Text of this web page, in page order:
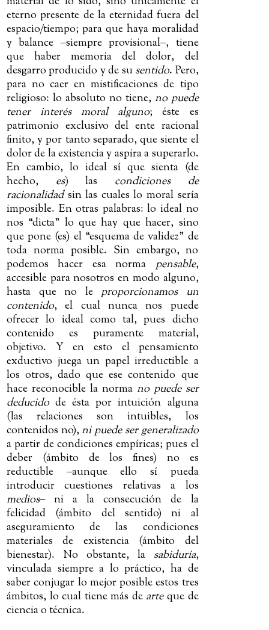
eterno presente de la eternidad fuera del
espacio/tiempo; para que haya moralidad
y balance‒siempre provisional‒, tiene
que haber memoria del dolor, del
desgarro producido y de susentido. Pero,
para no caer en mistificaciones de tipo
religioso: lo absoluto no tiene, no puede
tener interés moral alguno; éste es
patrimonio exclusivo del ente racional
finito, y por tanto separado, que siente el
dolor de la existencia y aspira a superarlo.
En cambio, lo ideal sí que sienta (de
hecho, es) las condiciones de
racionalidadsin las cuales lo moral sería
imposible. En otras palabras: lo ideal no
nos “dicta” lo que hay que hacer, sino
que pone (es) el “esquema de validez” de
toda norma posible. Sin embargo, no
podemos hacer esa norma pensable,
accesible para nosotros en modo alguno,
hasta que no le proporcionamos un
contenido, el cual nunca nos puede
ofrecer lo ideal como tal, pues dicho
contenido es puramente material,
objetivo. Y en esto el pensamiento
exductivo juega un papel irreductible a
los otros, dado que ese contenido que
hace reconocible la norma no puede ser
deducidode ésta por intuición alguna
(las relaciones son intuibles, los
contenidos no), ni puede ser generalizado
a partir de condiciones empíricas; pues el
deber (ámbito de los fines) no es
reductible‒aunque ello sí pueda
introducir cuestiones relativas a los
medios‒ni ala consecución de la
felicidad (ámbito del sentido) ni al
aseguramiento de las condiciones
materiales de existencia (ámbito del
bienestar). No obstante, la sabiduría,
vinculada siempre a lo práctico, ha de
saber conjugar lo mejor posible estos tres
ámbitos, lo cual tiene más de arteque de
ciencia o técnica.